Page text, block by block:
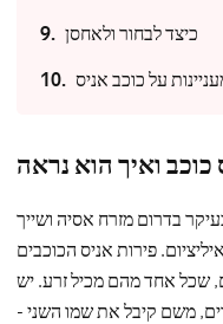
כיצד לבחור ולאחסן
על כוכב אניס
כוכב ואיך הוא נראה
בדרום מזרח אסיה ושייך
פירות אניס הכוכבים
שכל אחד מהם מכיל זרע. יש
משם קיבל את שמו השני -